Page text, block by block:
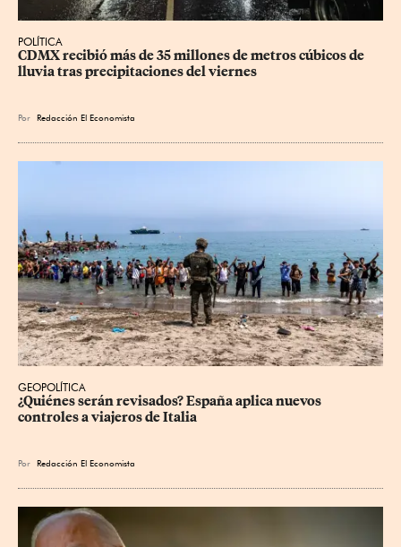
POLÍTICA
CDMX recibió más de 35 millones de metros cúbicos de
lluvia tras precipitaciones del viernes
Por Redacción El Economista
GEOPOLÍTICA
¿Quiénes serán revisados? España aplica nuevos
controles a viajeros de Italia
Por Redacción El Economista